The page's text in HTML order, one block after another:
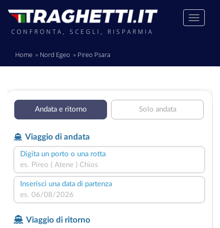
CONFRONTA, SCEGLI, RISPARMIA
Home Nord Egeo Pireo Psara